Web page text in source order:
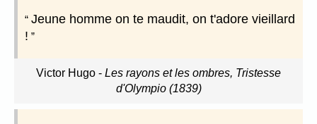
Jeune homme on te maudit, on t'adore vieillard
!
Victor Hugo - Les rayons et les ombres, Tristesse
d'Olympio (1839)